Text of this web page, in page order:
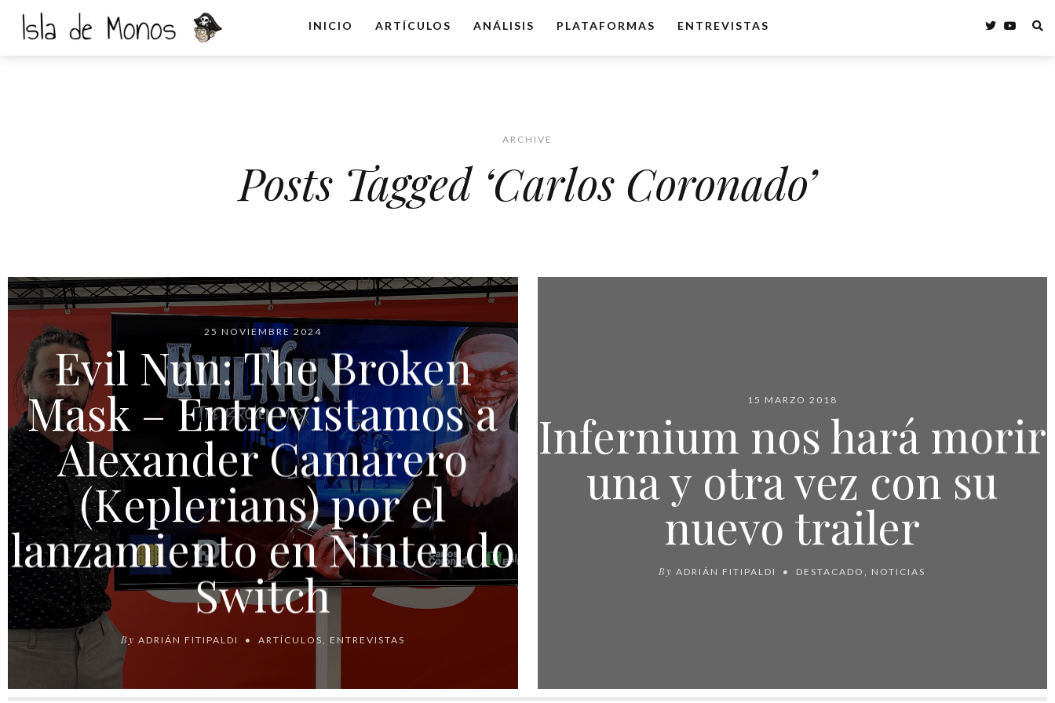
INICIO ARTÍCULOS ANÁLISIS PLATAFORMAS ENTREVISTAS
ARCHIVE
Posts Tagged ‘Carlos Coronado’
25 NOVIEMBRE 2024
Evil Nun: The Broken
Mask – Entrevistamos a
Alexander Camarero
(Keplerians) por el
lanzamiento en Nintendo
Switch
By ADRIÁN FITIPALDI ARTÍCULOS ENTREVISTAS
15 MARZO 2018
Infernium nos hará morir
una y otra vez con su
nuevo trailer
By ADRIÁN FITIPALDI DESTACADO NOTICIAS